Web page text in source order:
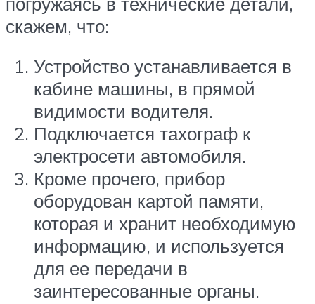
скажем, что:
Устройство устанавливается в
кабине машины, в прямой
видимости водителя.
Подключается тахограф к
электросети автомобиля.
Кроме прочего, прибор
оборудован картой памяти,
которая и хранит необходимую
информацию, и используется
для ее передачи в
заинтересованные органы.